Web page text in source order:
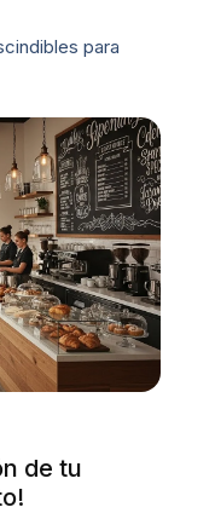
para
de tu